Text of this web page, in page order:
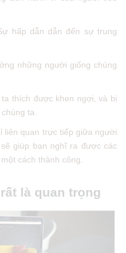
hấp dẫn dẫn đến sự trung
những người giống chúng
ta thích được khen ngợi, và bị
ta.
liên quan trực tiếp giữa người
giúp bạn nghĩ ra được các
cách thành công.
là quan trọng